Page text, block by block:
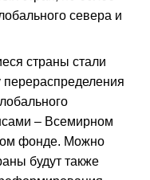
севера и
страны стали
– Всемирном
фонде. Можно
будут также